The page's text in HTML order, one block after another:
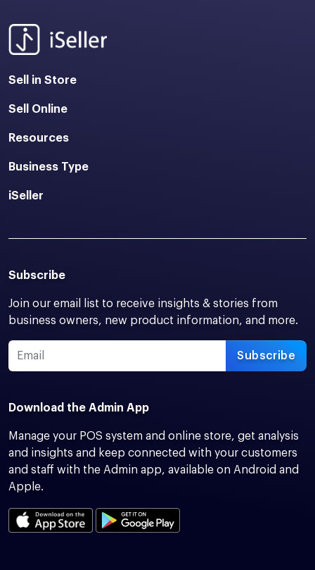
Sell in Store
Sell Online
Resources
Business Type
iSeller
Subscribe
Join our email list to receive insights & stories from
business owners, new product information, and more.
Subscribe
Download the Admin App
Manage your POS system and online store, get analysis
and insights and keep connected with your customers
and staff with the Admin app, available on Android and
Apple.